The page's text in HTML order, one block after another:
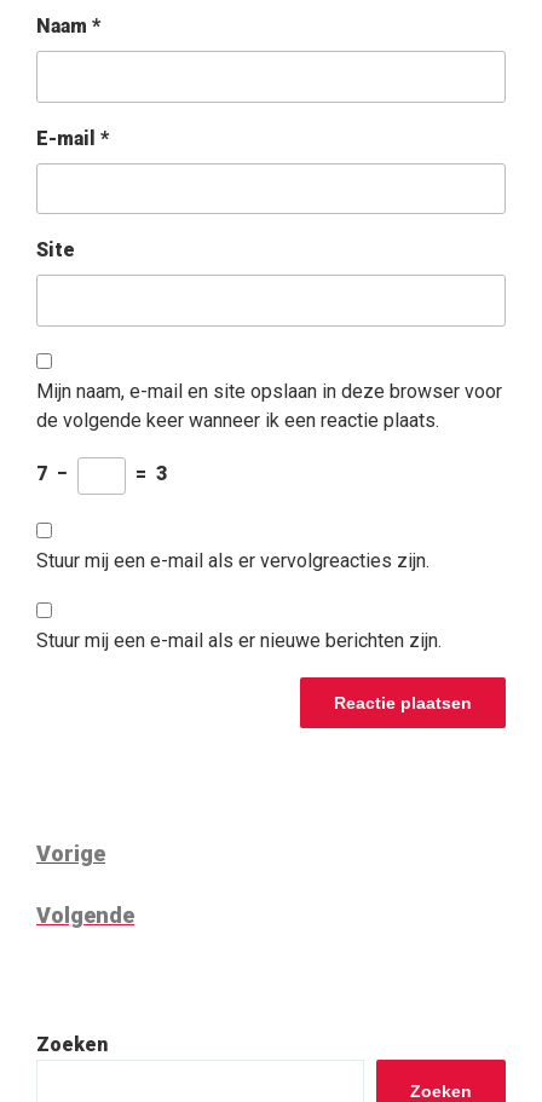
Naam *
E-mail *
Site
Mijn naam, e-mail en site opslaan in deze browser voor
de volgende keer wanneer ik een reactie plaats.
7 − = 3
Stuur mij een e-mail als er vervolgreacties zijn.
Stuur mij een e-mail als er nieuwe berichten zijn.
BERICHT
NAVIGATIE
Vorig
Vorige
Volgend
Volgende
Zoeken
Zoeken